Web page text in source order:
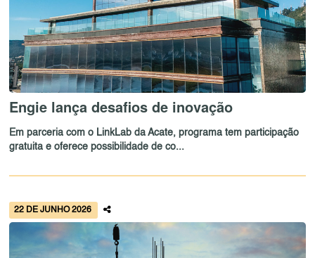
Engie lança desafios de inovação
Em parceria com o LinkLab da Acate, programa tem participação
gratuita e oferece possibilidade de co...
22 DE JUNHO 2026